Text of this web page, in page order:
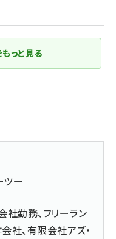
っと見る
ツー
勤務、フリーラン
社、有限会社アズ・